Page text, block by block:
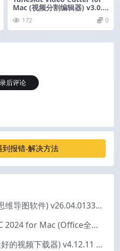
Mac (视频分割编辑器) v3.0.0
激活版
172 0
后评论
到报错-解决方法
Xmind Pro for Mac (思维导图软件) v26.04.01337 永久激活版
Microsoft Office LTSC 2024 for Mac (Office全家桶) v16.111.2 中文激活版
Downie 4 for Mac (最好的视频下载器) v4.12.11 激活版